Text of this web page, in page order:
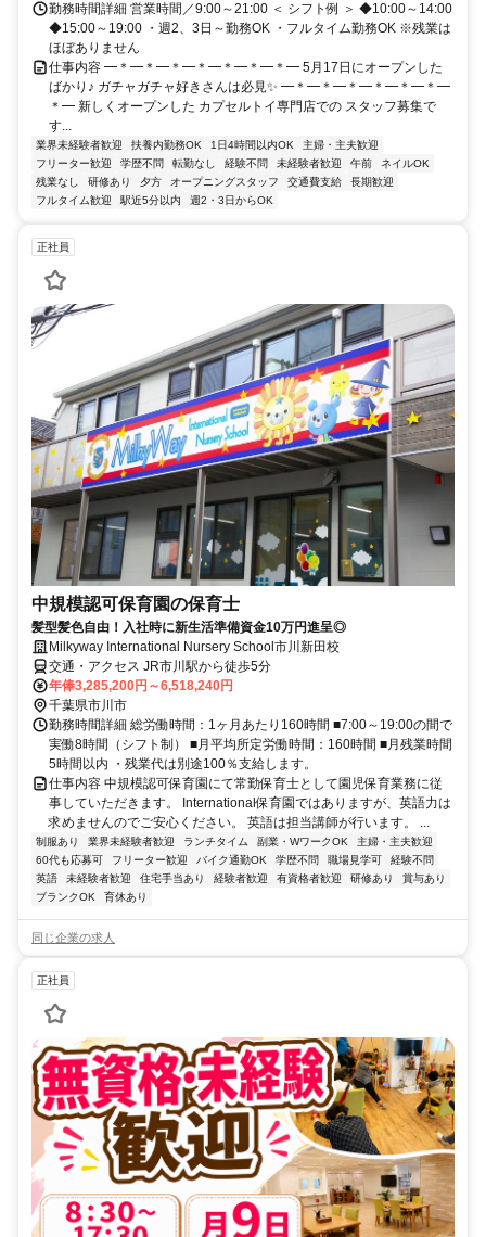
勤務時間詳細 営業時間／9:00～21:00 ＜ シフト例 ＞ ◆10:00～14:00
◆15:00～19:00 ・週2、3日～勤務OK ・フルタイム勤務OK ※残業は
ほぼありません
仕事内容 ━＊━＊━＊━＊━＊━＊━＊━ 5月17日にオープンした
ばかり♪ ガチャガチャ好きさんは必見✨ ━＊━＊━＊━＊━＊━＊━
＊━ 新しくオープンした カプセルトイ専門店での スタッフ募集で
す...
業界未経験者歓迎 扶養内勤務OK 1日4時間以内OK
主婦・主夫歓迎
フリーター歓迎
学歴不問 転勤なし 経験不問 未経験者歓迎 午前
ネイルOK
残業なし
研修あり 夕方 オープニングスタッフ 交通費支給
長期歓迎
フルタイム歓迎
駅近5分以内 週2・3日からOK
正社員
中規模認可保育園の保育士
髪型髪色自由！入社時に新生活準備資金10万円進呈◎
Milkyway International Nursery School市川新田校
交通・アクセス JR市川駅から徒歩5分
年俸3,285,200円～6,518,240円
千葉県市川市
勤務時間詳細 総労働時間：1ヶ月あたり160時間 ■7:00～19:00の間で
実働8時間（シフト制） ■月平均所定労働時間：160時間 ■月残業時間
5時間以内 ・残業代は別途100％支給します。
仕事内容 中規模認可保育園にて常勤保育士として園児保育業務に従
事していただきます。 International保育園ではありますが、英語力は
求めませんのでご安心ください。 英語は担当講師が行います。 ...
制服あり 業界未経験者歓迎 ランチタイム 副業・WワークOK
主婦・主夫歓迎
60代も応募可
フリーター歓迎 バイク通勤OK 学歴不問 職場見学可
経験不問
英語
未経験者歓迎 住宅手当あり 経験者歓迎 有資格者歓迎 研修あり
賞与あり
ブランクOK
育休あり
同じ企業の求人
正社員